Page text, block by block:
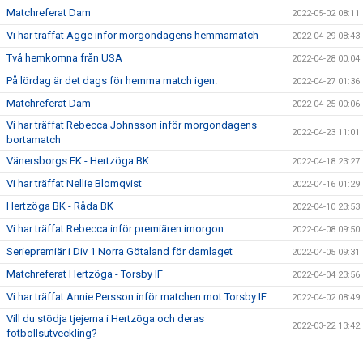
Matchreferat Dam 2022-05-02 08:11
Vi har träffat Agge inför morgondagens hemmamatch 2022-04-29 08:43
Två hemkomna från USA 2022-04-28 00:04
På lördag är det dags för hemma match igen. 2022-04-27 01:36
Matchreferat Dam 2022-04-25 00:06
Vi har träffat Rebecca Johnsson inför morgondagens
bortamatch
2022-04-23 11:01
Vänersborgs FK - Hertzöga BK 2022-04-18 23:27
Vi har träffat Nellie Blomqvist 2022-04-16 01:29
Hertzöga BK - Råda BK 2022-04-10 23:53
Vi har träffat Rebecca inför premiären imorgon 2022-04-08 09:50
Seriepremiär i Div 1 Norra Götaland för damlaget 2022-04-05 09:31
Matchreferat Hertzöga - Torsby IF 2022-04-04 23:56
Vi har träffat Annie Persson inför matchen mot Torsby IF. 2022-04-02 08:49
Vill du stödja tjejerna i Hertzöga och deras
fotbollsutveckling?
2022-03-22 13:42